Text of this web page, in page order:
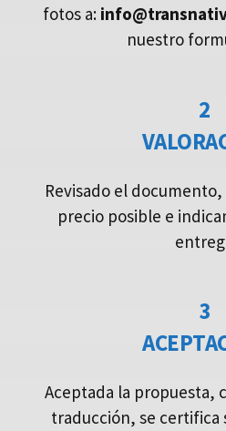
fotos a:
nuestro
2
Revisado el
precio posible e
3
Aceptada la propuesta,
traducción, se certifica